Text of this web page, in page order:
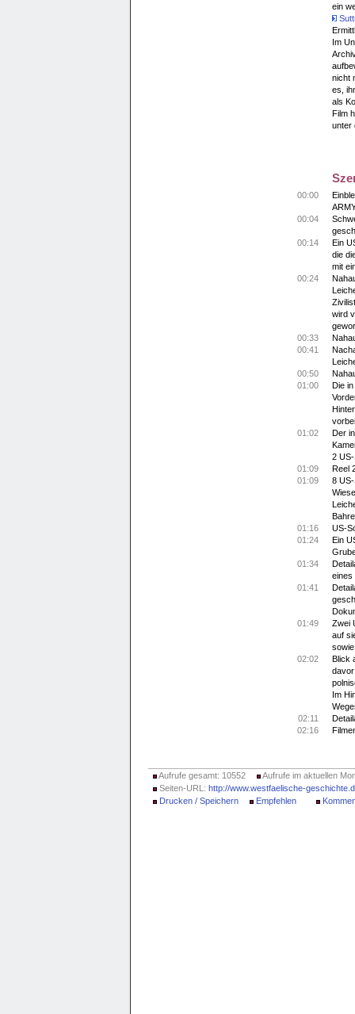
ein
Im
nicht
es,
als
Film
unter
00:00
00:04
00:14
Ein
die
mit
00:24
wird
00:33
00:41
00:50
01:00
Die
01:02
Der
2
01:09
Reel
01:09
8
01:16
US-
01:24
Ein
01:34
eines
01:41
01:49
Zwei
auf
02:02
Blick
Im
02:11
02:16
Aufrufe gesamt: 10552
Aufrufe im aktuellen
Seiten-URL: http://www.westfaelische-
Drucken / Speichern
Empfehlen